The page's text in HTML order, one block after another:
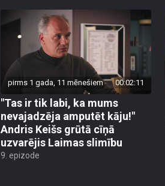
pirms 1 gada, 11 mēnešiem 00:02:11
"Tas ir tik labi, ka mums
nevajadzēja amputēt kāju!"
Andris Keišs grūtā cīņā
uzvarējis Laimas slimību
9. epizode